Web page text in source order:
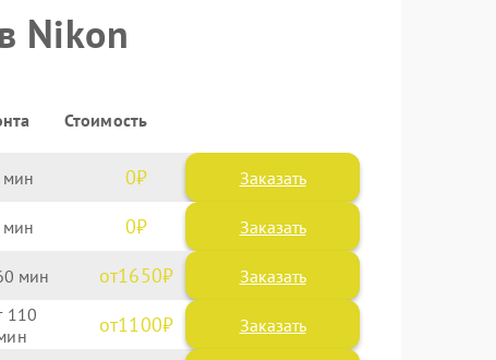
Nikon
Стоимость
0 Заказать
0 Заказать
1650
110 1100